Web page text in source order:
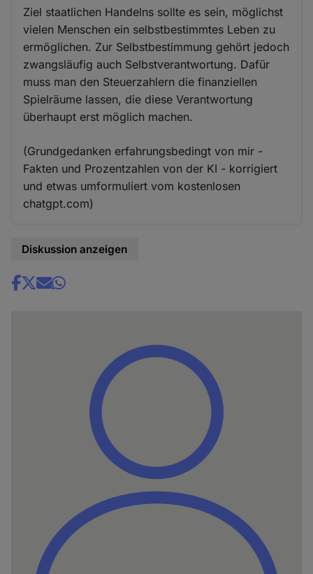
Ziel staatlichen Handelns sollte es sein, möglichst
vielen Menschen ein selbstbestimmtes Leben zu
ermöglichen. Zur Selbstbestimmung gehört jedoch
zwangsläufig auch Selbstverantwortung. Dafür
muss man den Steuerzahlern die finanziellen
Spielräume lassen, die diese Verantwortung
überhaupt erst möglich machen.
(Grundgedanken erfahrungsbedingt von mir -
Fakten und Prozentzahlen von der KI - korrigiert
und etwas umformuliert vom kostenlosen
chatgpt.com)
Diskussion anzeigen
Share